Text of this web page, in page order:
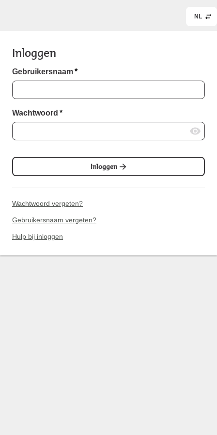
NL
Inloggen
Gebruikersnaam*
Wachtwoord *
Inloggen
Wachtwoord vergeten?
Gebruikersnaam vergeten?
Hulp bij inloggen